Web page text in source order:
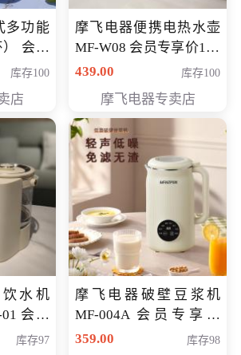
多功能
员
库存100
店
摩飞电器便携电热水壶
MF-W08 会员专享价198
元
439.00 库存100
摩飞电器专卖店
水机
会员
库存97
摩飞电器破壁豆浆机
MF-004A 会员专享价
168元
359.00 库存98